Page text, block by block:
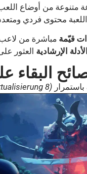
متنوعة من أوضاع
محتوى فردي
قيّمة مباشرة من
الإرشادية العثور
البقاء
(letzte Aktualisierung 8. أغسطس 2026)